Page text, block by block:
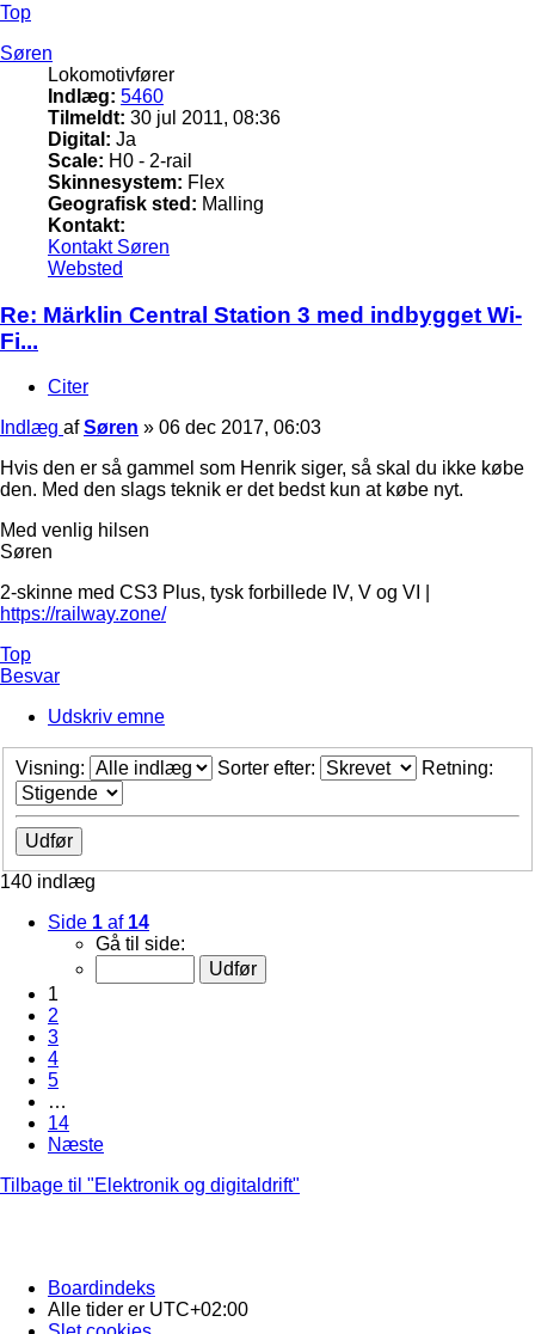
Top
Søren
Lokomotivfører
Indlæg: 5460
Tilmeldt: 30 jul 2011, 08:36
Digital: Ja
Scale: H0 - 2-rail
Skinnesystem: Flex
Geografisk sted: Malling
Kontakt:
Kontakt Søren
Websted
Re: Märklin Central Station 3 med indbygget Wi-
Fi...
Citer
Indlæg afSøren » 06 dec 2017, 06:03
Hvis den er så gammel som Henrik siger, så skal du ikke købe
den. Med den slags teknik er det bedst kun at købe nyt.
Med venlig hilsen
Søren
2-skinne med CS3 Plus, tysk forbillede IV, V og VI |
https://railway.zone/
Top
Besvar
Udskriv emne
Visning: Sorter efter: Retning:
140 indlæg
Side 1 af 14
Gå til side:
1
2
3
4
5
…
14
Næste
Tilbage til "Elektronik og digitaldrift"
Boardindeks
Alle tider er UTC+02:00